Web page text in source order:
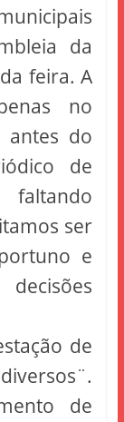
da
feira. A
no
antes do
de
ser
e
de
de